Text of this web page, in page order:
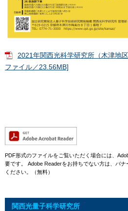
2021年関西光科学研究所（木津地
ファイル／23.56MB]
PDF形式のファイルをご覧いただく場合には、
要です。
Adobe Readerをお持ちでない方は、バ
ください。（無料）
関西光量子科学研究所